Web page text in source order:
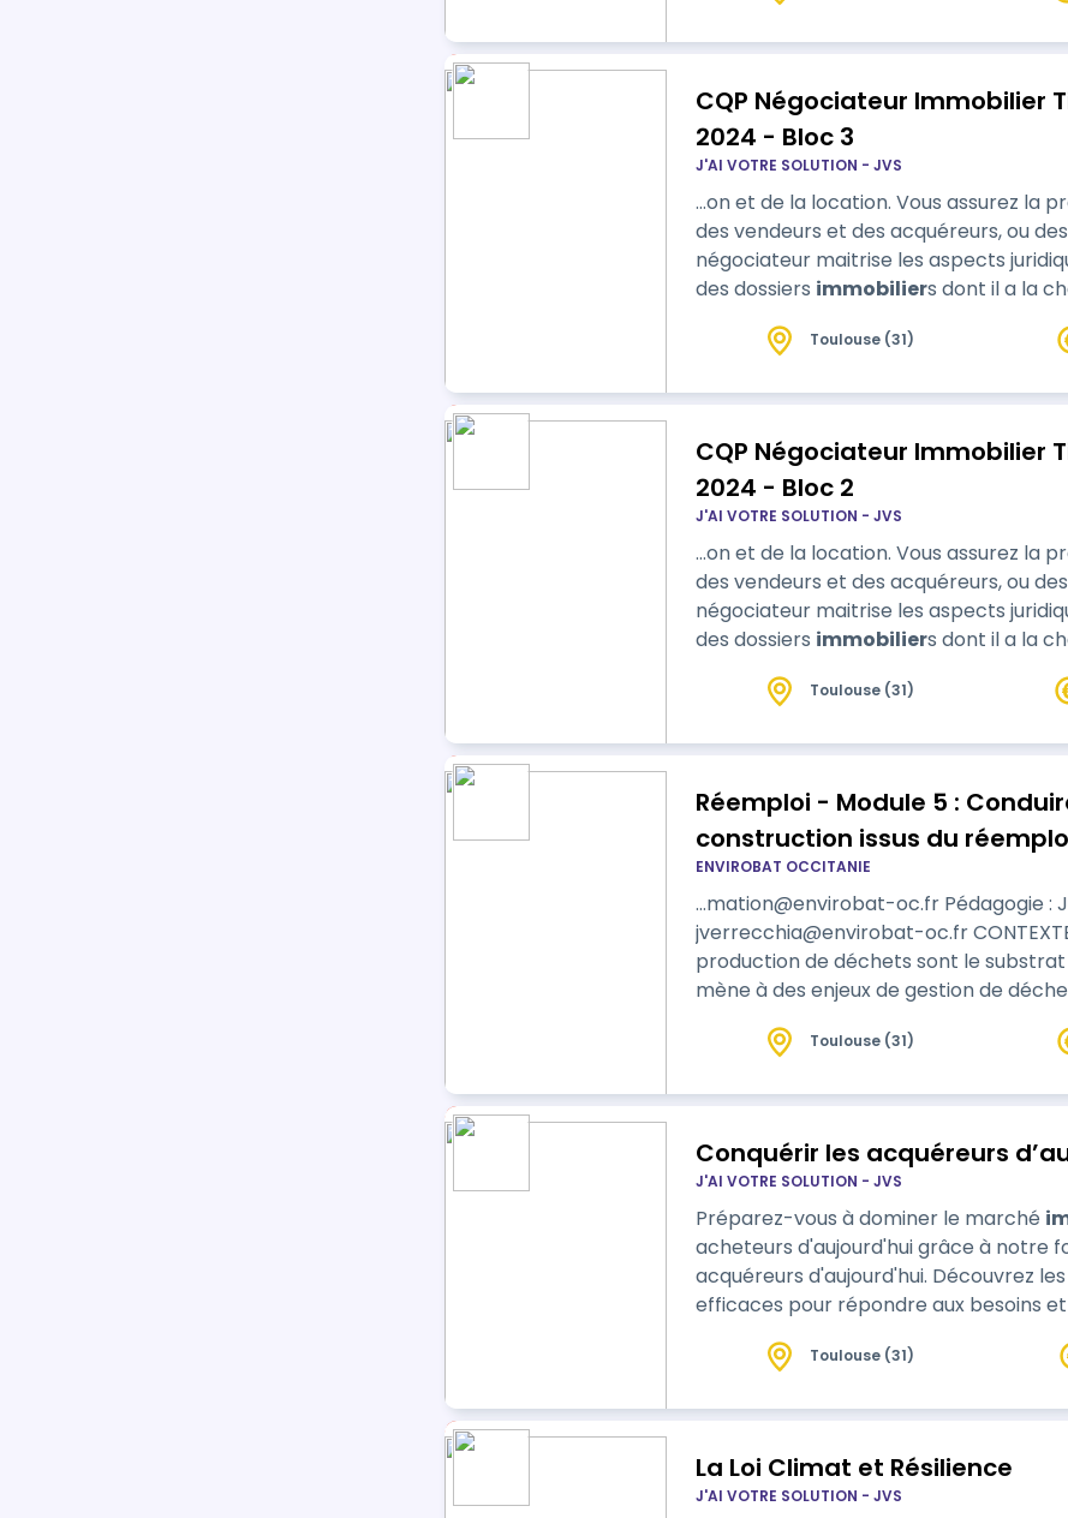
CQP Négociateur Immobilier
2024 - Bloc 3
J'AI VOTRE SOLUTION - JVS
…on et de la location. Vous assurez la
des vendeurs et des acquéreurs, ou des
négociateur maitrise les aspects
des dossiers immobiliers dont il a la charge. Cette formation
Toulouse (31)
CQP Négociateur Immobilier
2024 - Bloc 2
J'AI VOTRE SOLUTION - JVS
…on et de la location. Vous assurez la
des vendeurs et des acquéreurs, ou des
négociateur maitrise les aspects
des dossiers immobiliers dont il a la charge. Cette formation
Toulouse (31)
Réemploi - Module 5 :
construction issus du
ENVIROBAT OCCITANIE
…mation@envirobat-oc.fr Pédagogie :
jverrecchia@envirobat-oc.fr CONTEXTE : L’extraction des ressources et la
production de déchets sont le
mène à des enjeux de gestion de
ressource (fluctuation des prix,
Toulouse (31)
Conquérir les acquéreurs
J'AI VOTRE SOLUTION - JVS
Préparez-vous à dominer le marché
acheteurs d'aujourd'hui grâce à notre
acquéreurs d'aujourd'hui. Découvrez les stratégies et les techniques les plus
efficaces pour répondre aux besoins
Toulouse (31)
La Loi Climat et Résilience
J'AI VOTRE SOLUTION - JVS